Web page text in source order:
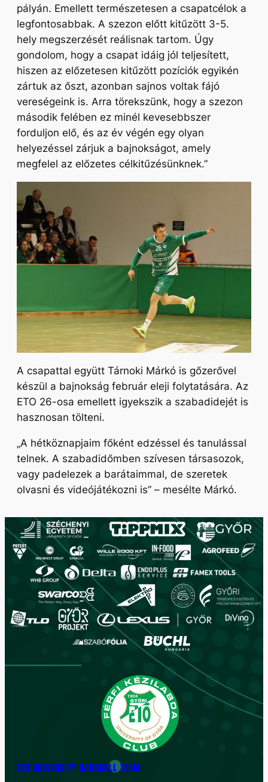
pályán. Emellett természetesen a csapatcélok a
legfontosabbak. A szezon előtt kitűzött 3-5.
hely megszerzését reálisnak tartom. Úgy
gondolom, hogy a csapat idáig jól teljesített,
hiszen az előzetesen kitűzött pozíciók egyikén
zártuk az őszt, azonban sajnos voltak fájó
vereségeink is. Arra törekszünk, hogy a szezon
második felében ez minél kevesebbszer
forduljon elő, és az év végén egy olyan
helyezéssel zárjuk a bajnokságot, amely
megfelel az előzetes célkitűzésünknek.”
A csapattal együtt Tárnoki Márkó is gőzerővel
készül a bajnokság február eleji folytatására. Az
ETO 26-osa emellett igyekszik a szabadidejét is
hasznosan tölteni.
„A hétköznapjaim főként edzéssel és tanulással
telnek. A szabadidőmben szívesen társasozok,
vagy padelezek a barátaimmal, de szeretek
olvasni és videójátékozni is” – mesélte Márkó.
ETO UNIVERSITY HANDBALL TEAM